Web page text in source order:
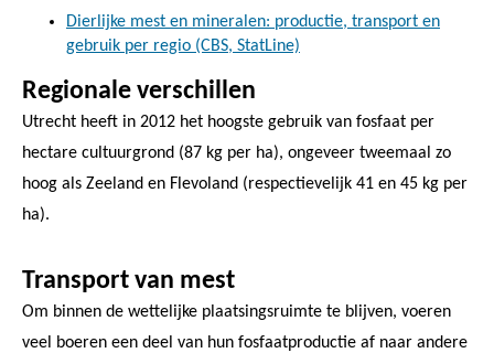
Dierlijke mest en mineralen: productie, transport en
gebruik per regio (CBS, StatLine)
Regionale verschillen
Utrecht heeft in 2012 het hoogste gebruik van fosfaat per
hectare cultuurgrond (87 kg per ha), ongeveer tweemaal zo
hoog als Zeeland en Flevoland (respectievelijk 41 en 45 kg per
ha).
Transport van mest
Om binnen de wettelijke plaatsingsruimte te blijven, voeren
veel boeren een deel van hun fosfaatproductie af naar andere